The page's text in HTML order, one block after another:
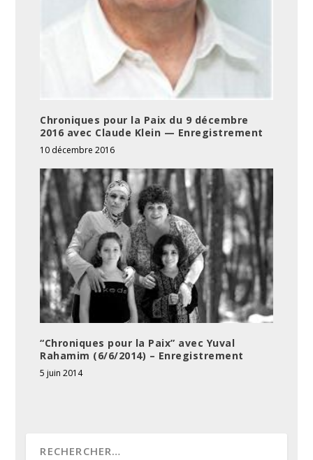
Chroniques pour la Paix du 9 décembre
2016 avec Claude Klein — Enregistrement
10 décembre 2016
“Chroniques pour la Paix” avec Yuval
Rahamim (6/6/2014) – Enregistrement
5 juin 2014